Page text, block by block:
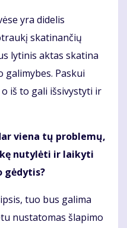
yra didelis
skatinančių
lytinis aktas skatina
Paskui
iš to gali išsivystyti ir
viena tų problemų,
nutylėti ir laikyti
gėdytis?
tuo bus galima
nustatomas šlapimo